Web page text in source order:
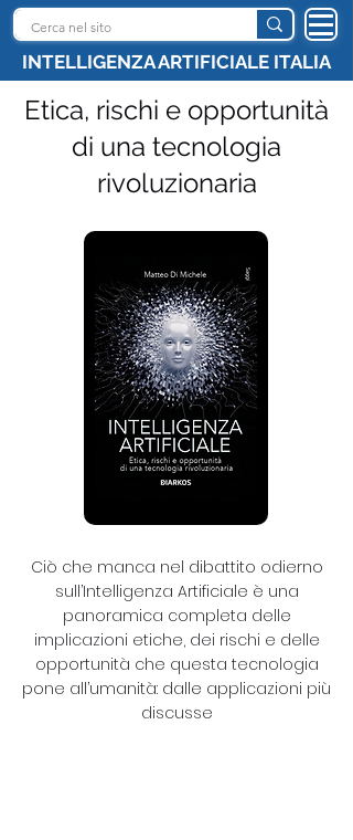
INTELLIGENZA ARTIFICIALE ITALIA
Etica, rischi e opportunità
di una tecnologia
rivoluzionaria
Ciò che manca nel dibattito odierno
sull’Intelligenza Artificiale è una
panoramica completa delle
implicazioni etiche, dei rischi e delle
opportunità che questa tecnologia
pone all’umanità: dalle applicazioni più
discusse